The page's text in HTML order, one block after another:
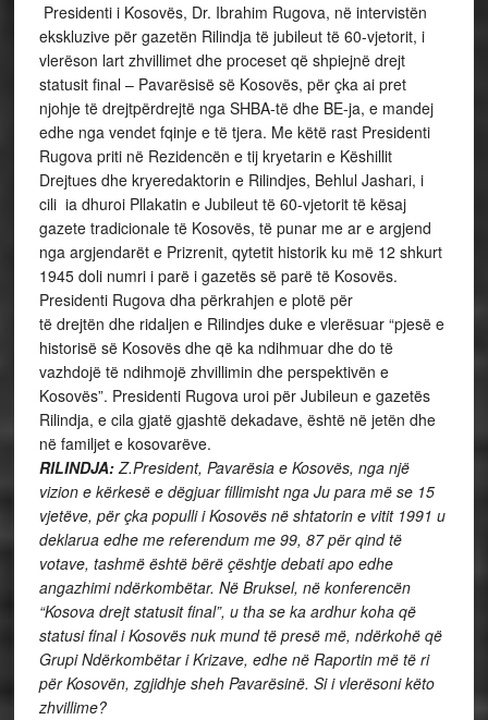
Presidenti i Kosovës, Dr. Ibrahim Rugova, në intervistën
ekskluzive për gazetën Rilindja të jubileut të 60-vjetorit, i
vlerëson lart zhvillimet dhe proceset që shpiejnë drejt
statusit final – Pavarësisë së Kosovës, për çka ai pret
njohje të drejtpërdrejtë nga SHBA-të dhe BE-ja, e mandej
edhe nga vendet fqinje e të tjera. Me këtë rast Presidenti
Rugova priti në Rezidencën e tij kryetarin e Këshillit
Drejtues dhe kryeredaktorin e Rilindjes, Behlul Jashari, i
cili ia dhuroi Pllakatin e Jubileut të 60-vjetorit të kësaj
gazete tradicionale të Kosovës, të punar me ar e argjend
nga argjendarët e Prizrenit, qytetit historik ku më 12 shkurt
1945 doli numri i parë i gazetës së parë të Kosovës.
Presidenti Rugova dha përkrahjen e plotë për
të drejtën dhe ridaljen e Rilindjes duke e vlerësuar “pjesë e
historisë së Kosovës dhe që ka ndihmuar dhe do të
vazhdojë të ndihmojë zhvillimin dhe perspektivën e
Kosovës”. Presidenti Rugova uroi për Jubileun e gazetës
Rilindja, e cila gjatë gjashtë dekadave, është në jetën dhe
në familjet e kosovarëve.
RILINDJA:Z.President, Pavarësia e Kosovës, nga një
vizion e kërkesë e dëgjuar fillimisht nga Ju para më se 15
vjetëve, për çka populli i Kosovës në shtatorin e vitit 1991 u
deklarua edhe me referendum me 99, 87 për qind të
votave, tashmë është bërë çështje debati apo edhe
angazhimi ndërkombëtar. Në Bruksel, në konferencën
“Kosova drejt statusit final”, u tha se ka ardhur koha që
statusi final i Kosovës nuk mund të presë më, ndërkohë që
Grupi Ndërkombëtar i Krizave, edhe në Raportin më të ri
për Kosovën, zgjidhje sheh Pavarësinë. Si i vlerësoni këto
zhvillime?